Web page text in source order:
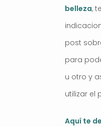
belleza,
post
para
u otro y
utilizar el
Aquí te